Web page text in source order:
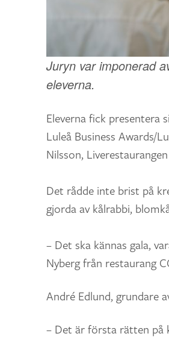
Juryn var imponerad
eleverna.
Eleverna fick presentera
Luleå Business Awards/
Nilsson,
Det rådde inte brist på
gjorda av kålrabbi,
– Det ska kännas gala,
Nyberg från restaurang
André Edlund, grundare
– Det är första rätten på